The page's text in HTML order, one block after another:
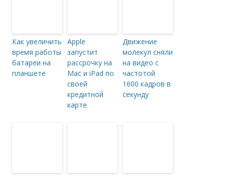
Как увеличить
время работы
батареи на
планшете
Apple
запустит
рассрочку на
Mac и iPad по
своей
кредитной
карте
Движение
молекул сняли
на видео с
частотой
1600 кадров в
секунду